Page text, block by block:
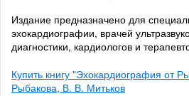
Издание предназначено для
эхокардиографии, врачей
диагностики, кардиологов и
Купить книгу "Эхокардиография от
Рыбакова, В. В. Митьков